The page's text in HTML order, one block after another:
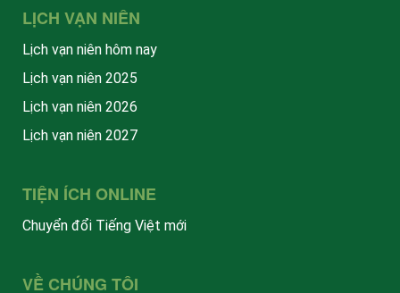
LỊCH VẠN NIÊN
Lịch vạn niên hôm nay
Lịch vạn niên 2025
Lịch vạn niên 2026
Lịch vạn niên 2027
TIỆN ÍCH ONLINE
Chuyển đổi Tiếng Việt mới
VỀ CHÚNG TÔI